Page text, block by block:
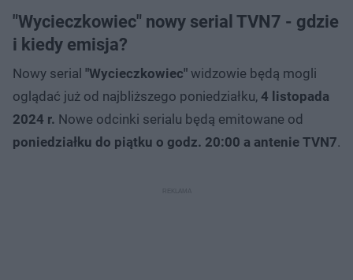
"Wycieczkowiec" nowy serial TVN7 - gdzie
i kiedy emisja?
Nowy serial "Wycieczkowiec" widzowie będą mogli
oglądać już od najbliższego poniedziałku, 4 listopada
2024 r. Nowe odcinki serialu będą emitowane od
poniedziałku do piątku o godz. 20:00 a antenie TVN7.